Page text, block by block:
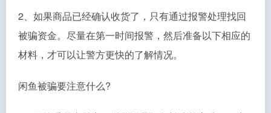
2、如果商品已经确认收货了，只有通过报警处理找回
被骗资金。尽量在第一时间报警，然后准备以下相应的
材料，才可以让警方更快的了解情况。
闲鱼被骗要注意什么?